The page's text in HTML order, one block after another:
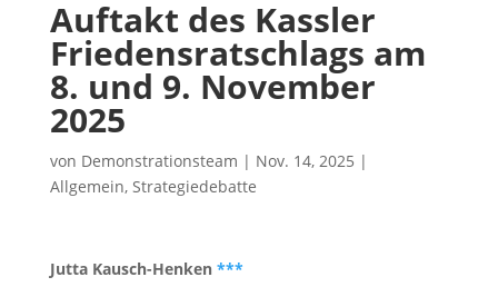
Auftakt des Kassler
Friedensratschlags am
8. und 9. November
2025
von Demonstrationsteam | Nov. 14, 2025 |
Allgemein, Strategiedebatte
Jutta Kausch-Henken ***